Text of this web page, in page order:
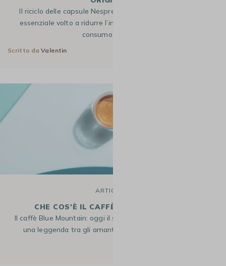
Il riciclo delle capsule Nespresso Original* è un processo
essenziale volto a ridurre l’impatto ambientale legato al
consumo di caffè…
Scritto daValentin
ARTICOLO
CHE COS'È IL CAFFÈ BLUE MOUNTAIN?
Il caffè Blue Mountain: oggi il suo nome risuona quasi come
una leggenda tra gli amanti del caffè. Prodotto nelle…